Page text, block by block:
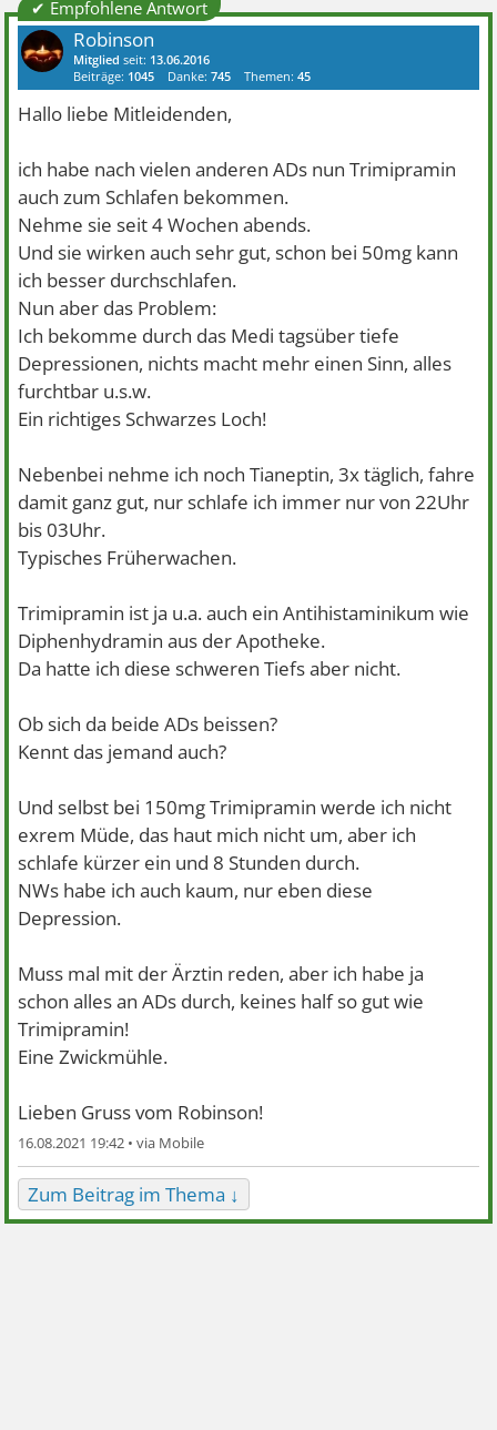
✔ Empfohlene Antwort
Robinson
Mitglied seit: 13.06.2016
Beiträge: 1045 Danke:745 Themen:45
Hallo liebe Mitleidenden,
ich habe nach vielen anderen ADs nun Trimipramin
auch zum Schlafen bekommen.
Nehme sie seit 4 Wochen abends.
Und sie wirken auch sehr gut, schon bei 50mg kann
ich besser durchschlafen.
Nun aber das Problem:
Ich bekomme durch das Medi tagsüber tiefe
Depressionen, nichts macht mehr einen Sinn, alles
furchtbar u.s.w.
Ein richtiges Schwarzes Loch!
Nebenbei nehme ich noch Tianeptin, 3x täglich, fahre
damit ganz gut, nur schlafe ich immer nur von 22Uhr
bis 03Uhr.
Typisches Früherwachen.
Trimipramin ist ja u.a. auch ein Antihistaminikum wie
Diphenhydramin aus der Apotheke.
Da hatte ich diese schweren Tiefs aber nicht.
Ob sich da beide ADs beissen?
Kennt das jemand auch?
Und selbst bei 150mg Trimipramin werde ich nicht
exrem Müde, das haut mich nicht um, aber ich
schlafe kürzer ein und 8 Stunden durch.
NWs habe ich auch kaum, nur eben diese
Depression.
Muss mal mit der Ärztin reden, aber ich habe ja
schon alles an ADs durch, keines half so gut wie
Trimipramin!
Eine Zwickmühle.
Lieben Gruss vom Robinson!
16.08.2021 19:42 •
Zum Beitrag im Thema ↓